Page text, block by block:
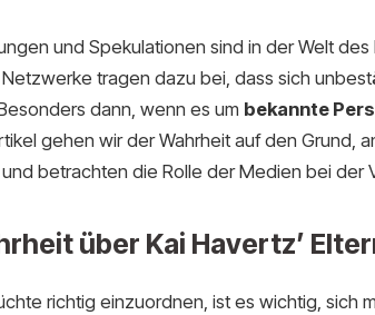
und Spekulationen sind in der Welt
tragen dazu bei, dass sich
dann, wenn es um bekannte
gehen wir der Wahrheit auf den Grund,
betrachten die Rolle der Medien bei der
über Kai Havertz’
richtig einzuordnen, ist es wichtig, sich